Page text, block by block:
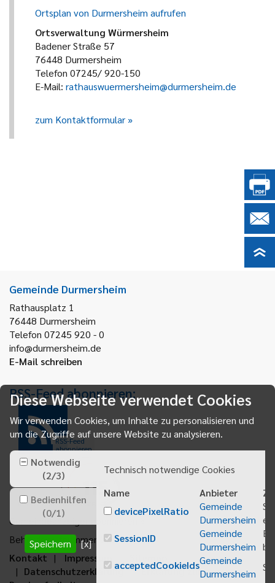
Ortsplan von Durmersheim aufrufen
Ortsverwaltung Würmersheim
Badener Straße 57
76448 Durmersheim
Telefon 07245/ 920-150
E-Mail: rathauswuermersheim@durmersheim.de
zum Kontaktformular
Gemeinde Durmersheim
Rathausplatz 1
76448 Durmersheim
Telefon 07245 920 - 0
info@durmersheim.de
E-Mail schreiben
RSS-Feed abonnieren:
RSS-Feed
abonnieren
Gemeindeanzeiger abonnieren
Behördenrufnummer 115
Kontakt
Impressum
Datenschutzerklärung
Erklärung zur
Diese Webseite verwendet Cookies
Wir verwenden Cookies, um Inhalte zu personalisieren und
um die Zugriffe auf unsere Website zu analysieren.
Notwendig
(2/3)
Bedienhilfen
(0/1)
Speichern [x]
Technisch notwendige Cookies
Name
Anbieter
devicePixelRatio
Gemeinde
Durmersheim
SessionID
Gemeinde
Durmersheim
acceptedCookieIdsGemeinde
Durmersheim